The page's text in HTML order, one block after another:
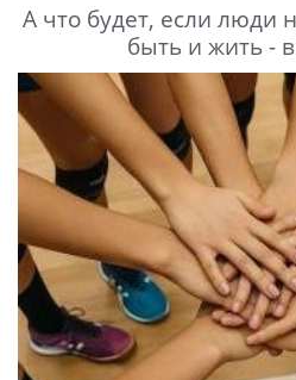
А что будет, если люди
быть и жить -